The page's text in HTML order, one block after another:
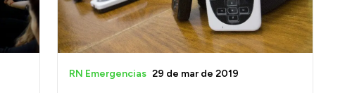
RN Emergencias 29 de mar de 2019